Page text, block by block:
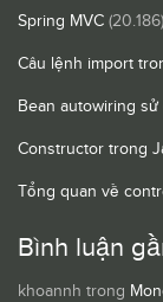
Spring MVC (20.186)
Câu lệnh import
Bean autowiring
Constructor trong
Tổng quan về
Bình luận
khoannh trong